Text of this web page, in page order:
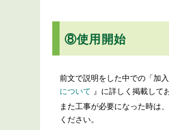
⑧使用開始
前文で説明をした中での「加
について 』に詳しく掲載して
また工事が必要になった時は
ください。